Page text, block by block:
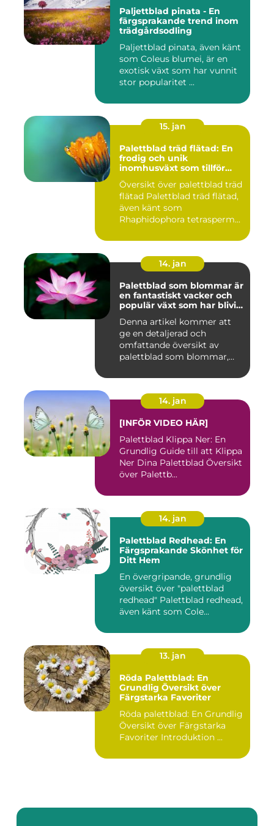
Paljettblad pinata - En
färgsprakande trend inom
trädgårdsodling
Paljettblad pinata, även känt
som Coleus blumei, är en
exotisk växt som har vunnit
stor popularitet ...
15. jan
Palettblad träd flätad: En
frodig och unik
inomhusväxt som tillför
Översikt över palettblad träd
flätad Palettblad träd flätad,
även känt som
Rhaphidophora tetrasperm...
14. jan
Palettblad som blommar är
en fantastiskt vacker och
populär växt som har blivit
trädgårdsentusiaster runt
om i världen
Denna artikel kommer att
ge en detaljerad och
omfattande översikt av
palettblad som blommar,
14. jan
[INFÖR VIDEO HÄR]
Palettblad Klippa Ner: En
Grundlig Guide till att Klippa
Ner Dina Palettblad Översikt
över Palettb...
14. jan
Palettblad Redhead: En
Färgsprakande Skönhet för
Ditt Hem
En övergripande, grundlig
översikt över "palettblad
redhead" Palettblad redhead,
även känt som Cole...
13. jan
Röda Palettblad: En
Grundlig Översikt över
Färgstarka Favoriter
Röda palettblad: En Grundlig
Översikt över Färgstarka
Favoriter Introduktion ...